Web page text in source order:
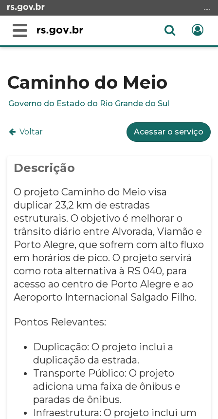
para
conteúdo
menu
busca
Alterna
Abrir
conteúdo
Caminho do Meio
Governo do Estado do Rio Grande do Sul
Voltar Acessar o serviço
Descrição
O projeto Caminho do Meio visa
duplicar 23,2 km de estradas
estruturais. O objetivo é melhorar o
trânsito diário entre Alvorada, Viamão e
Porto Alegre, que sofrem com alto fluxo
em horários de pico. O projeto servirá
como rota alternativa à RS 040, para
acesso ao centro de Porto Alegre e ao
Aeroporto Internacional Salgado Filho.
Pontos Relevantes:
Duplicação: O projeto inclui a
duplicação da estrada.
Transporte Público: O projeto
adiciona uma faixa de ônibus e
paradas de ônibus.
Infraestrutura: O projeto inclui um